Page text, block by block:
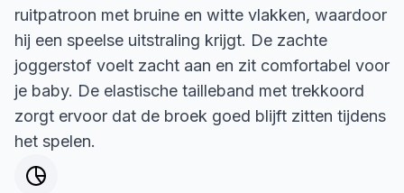
ruitpatroon met bruine en witte vlakken, waardoor
hij een speelse uitstraling krijgt. De zachte
joggerstof voelt zacht aan en zit comfortabel voor
je baby. De elastische tailleband met trekkoord
zorgt ervoor dat de broek goed blijft zitten tijdens
het spelen.